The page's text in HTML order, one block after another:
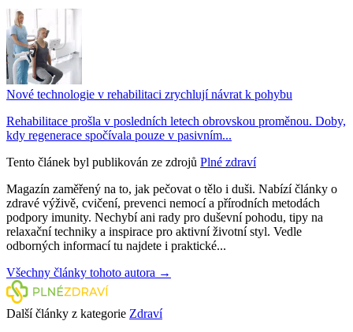
Nové technologie v rehabilitaci zrychlují návrat k pohybu
Rehabilitace prošla v posledních letech obrovskou proměnou. Doby,
kdy regenerace spočívala pouze v pasivním...
Tento článek byl publikován ze zdrojů Plné zdraví
Magazín zaměřený na to, jak pečovat o tělo i duši. Nabízí články o
zdravé výživě, cvičení, prevenci nemocí a přírodních metodách
podpory imunity. Nechybí ani rady pro duševní pohodu, tipy na
relaxační techniky a inspirace pro aktivní životní styl. Vedle
odborných informací tu najdete i praktické...
Všechny články tohoto autora →
Další články z kategorie Zdraví